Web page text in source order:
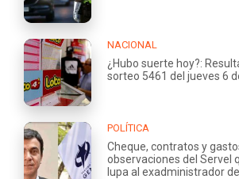
NACIONAL
¿Hubo suerte hoy?:
sorteo 5461 del jueves 6
POLÍTICA
Cheque, contratos y
observaciones del Servel
lupa al exadministrador